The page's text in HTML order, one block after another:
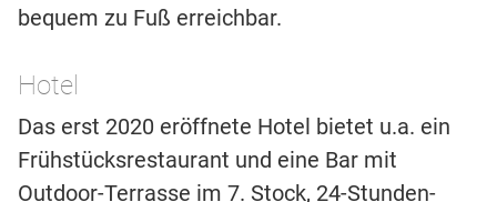
bequem zu Fuß erreichbar.
Hotel
Das erst 2020 eröffnete Hotel bietet u.a. ein
Frühstücksrestaurant und eine Bar mit
Outdoor-Terrasse im 7. Stock, 24-Stunden-